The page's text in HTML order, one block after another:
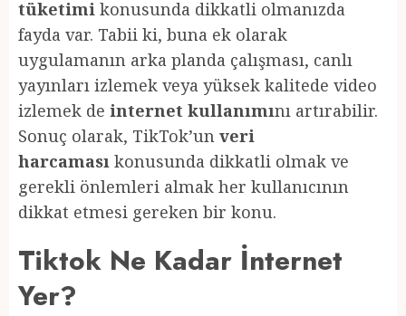
tüketimi konusunda dikkatli olmanızda
fayda var. Tabii ki, buna ek olarak
uygulamanın arka planda çalışması, canlı
yayınları izlemek veya yüksek kalitede video
izlemek de internet kullanımını artırabilir.
Sonuç olarak, TikTok’un veri
harcaması konusunda dikkatli olmak ve
gerekli önlemleri almak her kullanıcının
dikkat etmesi gereken bir konu.
Tiktok Ne Kadar İnternet
Yer?